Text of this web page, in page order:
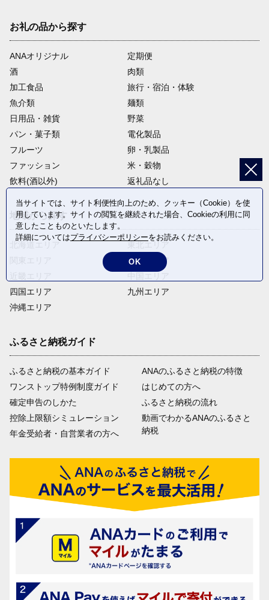
お礼の品から探す
ANAオリジナル
定期便
酒
肉類
加工食品
旅行・宿泊・体験
魚介類
麺類
日用品・雑貨
野菜
パン・菓子類
電化製品
フルーツ
卵・乳製品
ファッション
米・穀物
飲料(酒以外)
返礼品なし
地域から探す
四国エリア
沖縄エリア
中部エリア
九州エリア
ふるさと納税ガイド
ふるさと納税の基本ガイド
ワンストップ特例制度ガイド
確定申告のしかた
控除上限額シミュレーション
年金受給者・自営業者の方へ
ANAのふるさと納税の特徴
はじめての方へ
ふるさと納税の流れ
動画でわかるANAのふるさと
納税
当サイトでは、サイト利便性向上のため、クッキー（Cookie）を使
用しています。サイトの閲覧を継続された場合、Cookieの利用に同
意したことものといたします。
詳細についてはプライバシーポリシーをお読みください。
OK